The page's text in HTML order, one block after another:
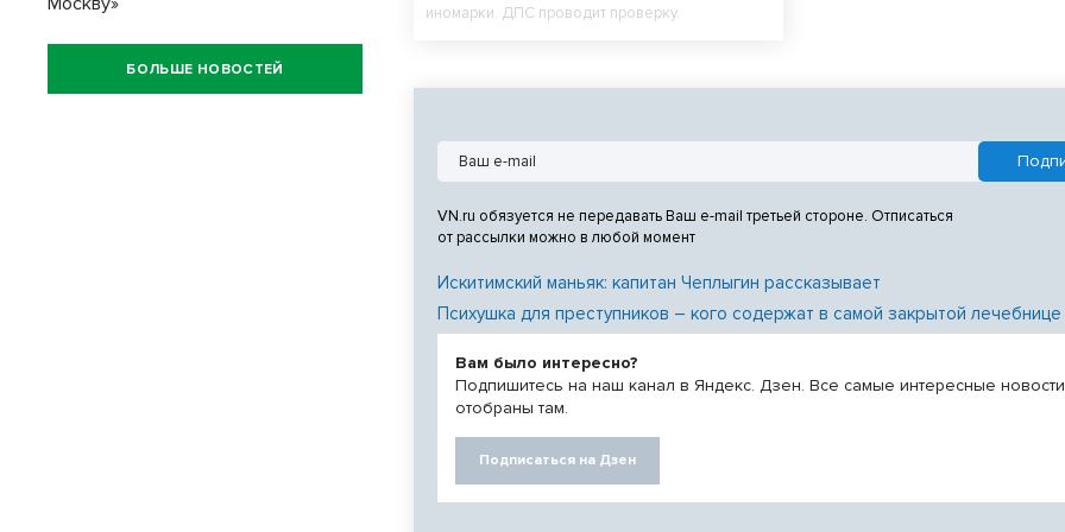
иномарки. ДПС проводит проверку.
VN.ru обязуется не передавать Ваш e-mail третьей стороне. Отписаться
от рассылки можно в любой момент
Искитимский маньяк: капитан Чеплыгин рассказывает
Психушка для преступников – кого содержат в самой закрытой
Вам было интересно?
Подпишитесь на наш канал в Яндекс. Дзен. Все самые интересные новости
отобраны там.
Подписаться на Дзен
БОЛЬШЕ НОВОСТЕЙ